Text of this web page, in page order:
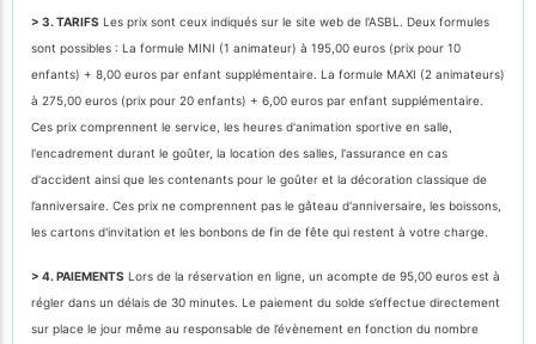
> 3. TARIFS Les prix sont ceux indiqués sur le site web de l'ASBL. Deux formules
sont possibles : La formule MINI (1 animateur) à 195,00 euros (prix pour 10
enfants) + 8,00 euros par enfant supplémentaire. La formule MAXI (2 animateurs)
à 275,00 euros (prix pour 20 enfants) + 6,00 euros par enfant supplémentaire.
Ces prix comprennent le service, les heures d'animation sportive en salle,
l'encadrement durant le goûter, la location des salles, l'assurance en cas
d'accident ainsi que les contenants pour le goûter et la décoration classique de
l’anniversaire. Ces prix ne comprennent pas le gâteau d'anniversaire, les boissons,
les cartons d'invitation et les bonbons de fin de fête qui restent à votre charge.
> 4. PAIEMENTS Lors de la réservation en ligne, un acompte de 95,00 euros est à
régler dans un délais de 30 minutes. Le paiement du solde s’effectue directement
sur place le jour même au responsable de l’évènement en fonction du nombre